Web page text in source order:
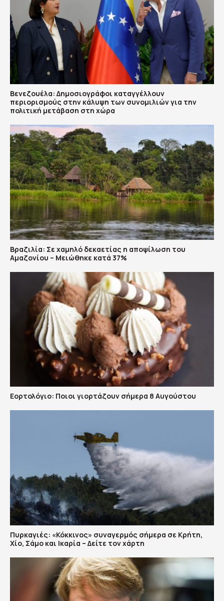
Βενεζουέλα: Δημοσιογράφοι καταγγέλλουν
περιορισμούς στην κάλυψη των συνομιλιών για την
πολιτική μετάβαση στη χώρα
Βραζιλία: Σε χαμηλό δεκαετίας η αποψίλωση του
Αμαζονίου – Μειώθηκε κατά 37%
Εορτολόγιο: Ποιοι γιορτάζουν σήμερα 8 Αυγούστου
Πυρκαγιές: «Κόκκινος» συναγερμός σήμερα σε Κρήτη,
Χίο, Σάμο και Ικαρία – Δείτε τον χάρτη